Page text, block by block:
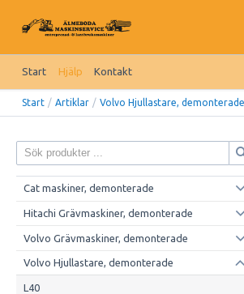
Start Hjälp Kontakt
Start / Artiklar / Volvo Hjullastare, demonterade
Cat maskiner, demonterade
Hitachi Grävmaskiner, demonterade
Volvo Grävmaskiner, demonterade
Volvo Hjullastare, demonterade
L40